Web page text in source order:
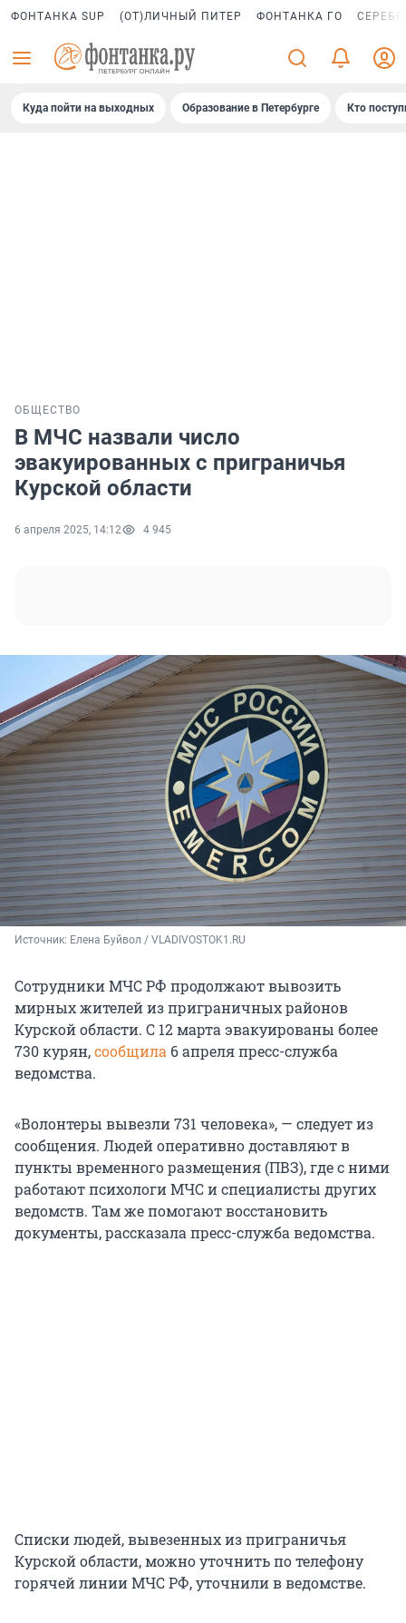
ФОНТАНКА SUP (ОТ)ЛИЧНЫЙ ПИТЕР ФОНТАНКА ГО
Куда пойти на выходных Образование в Петербурге Кто
ОБЩЕСТВО
В МЧС назвали число
эвакуированных с приграничья
Курской области
6 апреля 2025, 14:12 4 945
Источник: Елена Буйвол / VLADIVOSTOK1.RU
Сотрудники МЧС РФ продолжают вывозить
мирных жителей из приграничных районов
Курской области. С 12 мартаэвакуированы более
730 курян,сообщила 6 апреляпресс-служба
ведомства.
«Волонтеры вывезли 731 человека», — следует из
сообщения. Людей оперативно доставляют в
пункты временного размещения (ПВЗ), где с ними
работают психологи МЧС и специалисты других
ведомств. Там же помогают восстановить
документы, рассказала пресс-служба ведомства.
Списки людей, вывезенных из приграничья
Курской области, можно уточнить по телефону
горячей линии МЧС РФ, уточнили в ведомстве.